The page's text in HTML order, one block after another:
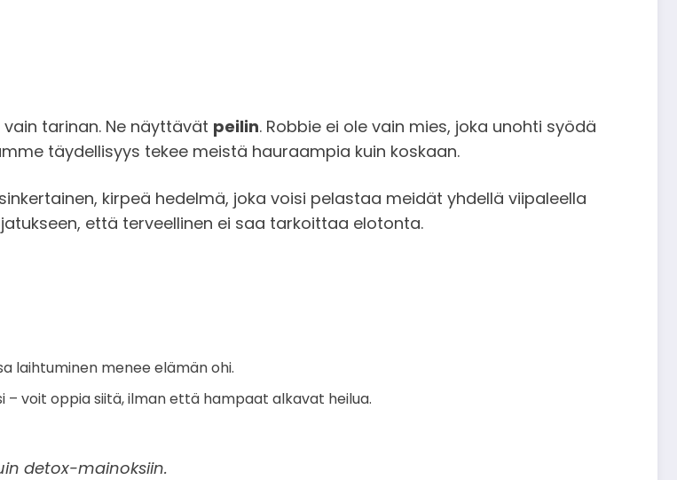
tarinan. Ne näyttävät peilin. Robbie ei ole vain mies, joka unohti syödä
täydellisyys tekee meistä hauraampia kuin koskaan.
kirpeä hedelmä, joka voisi pelastaa meidät yhdellä viipaleella
että terveellinen ei saa tarkoittaa elotonta.
laihtuminen menee elämän ohi.
– voit oppia siitä, ilman että hampaat alkavat heilua.
detox-mainoksiin.